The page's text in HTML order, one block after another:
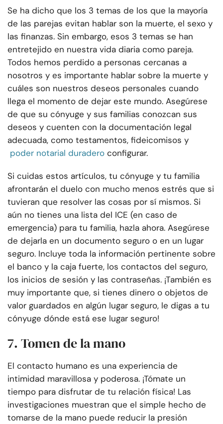
Se ha dicho que los 3 temas de los que la mayoría
de las parejas evitan hablar son la muerte, el sexo y
las finanzas. Sin embargo, esos 3 temas se han
entretejido en nuestra vida diaria como pareja.
Todos hemos perdido a personas cercanas a
nosotros y es importante hablar sobre la muerte y
cuáles son nuestros deseos personales cuando
llega el momento de dejar este mundo. Asegúrese
de que su cónyuge y sus familias conozcan sus
deseos y cuenten con la documentación legal
adecuada, como testamentos, fideicomisos y
poder notarial duradero configurar.
Si cuidas estos artículos, tu cónyuge y tu familia
afrontarán el duelo con mucho menos estrés que si
tuvieran que resolver las cosas por sí mismos. Si
aún no tienes una lista del ICE (en caso de
emergencia) para tu familia, hazla ahora. Asegúrese
de dejarla en un documento seguro o en un lugar
seguro. Incluye toda la información pertinente sobre
el banco y la caja fuerte, los contactos del seguro,
los inicios de sesión y las contraseñas. ¡También es
muy importante que, si tienes dinero o objetos de
valor guardados en algún lugar seguro, le digas a tu
cónyuge dónde está ese lugar seguro!
7. Tomen de la mano
El contacto humano es una experiencia de
intimidad maravillosa y poderosa. ¡Tómate un
tiempo para disfrutar de tu relación física! Las
investigaciones muestran que el simple hecho de
tomarse de la mano puede reducir la presión